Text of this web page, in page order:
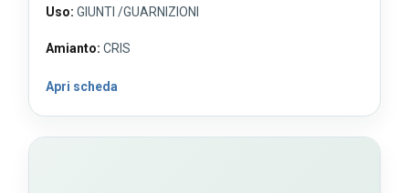
Uso: GIUNTI /GUARNIZIONI
Amianto: CRIS
Apri scheda